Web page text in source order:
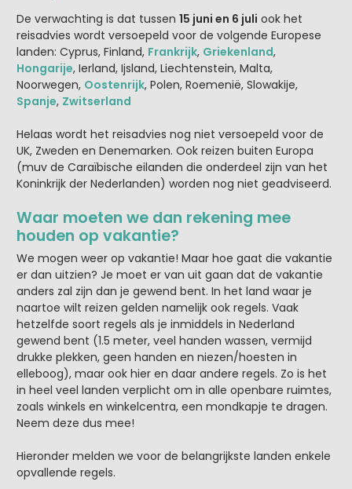
De verwachting is dat tussen 15 juni en 6 juli ook het
reisadvies wordt versoepeld voor de volgende Europese
landen: Cyprus, Finland, Frankrijk, Griekenland,
Hongarije, Ierland, Ijsland, Liechtenstein, Malta,
Noorwegen, Oostenrijk, Polen, Roemenië, Slowakije,
Spanje, Zwitserland
Helaas wordt het reisadvies nog niet versoepeld voor de
UK, Zweden en Denemarken. Ook reizen buiten Europa
(muv de Caraïbische eilanden die onderdeel zijn van het
Koninkrijk der Nederlanden) worden nog niet geadviseerd.
Waar moeten we dan rekening mee
houden op vakantie?
We mogen weer op vakantie! Maar hoe gaat die vakantie
er dan uitzien? Je moet er van uit gaan dat de vakantie
anders zal zijn dan je gewend bent. In het land waar je
naartoe wilt reizen gelden namelijk ook regels. Vaak
hetzelfde soort regels als je inmiddels in Nederland
gewend bent (1.5 meter, veel handen wassen, vermijd
drukke plekken, geen handen en niezen/hoesten in
elleboog), maar ook hier en daar andere regels. Zo is het
in heel veel landen verplicht om in alle openbare ruimtes,
zoals winkels en winkelcentra, een mondkapje te dragen.
Neem deze dus mee!
Hieronder melden we voor de belangrijkste landen enkele
opvallende regels.